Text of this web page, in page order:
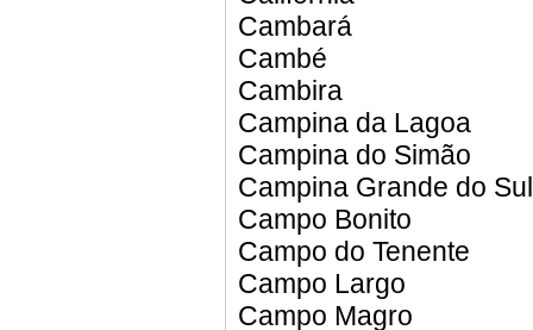
Cambará
Cambé
Cambira
Campina da Lagoa
Campina do Simão
Campina Grande do Sul
Campo Bonito
Campo do Tenente
Campo Largo
Campo Magro